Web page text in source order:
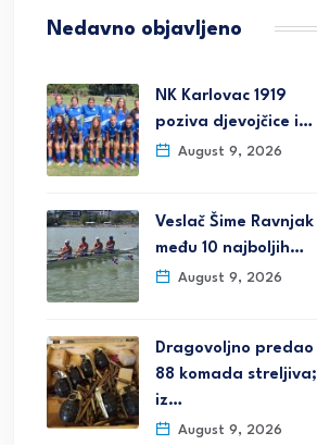
Nedavno objavljeno
NK Karlovac 1919
poziva djevojčice i…
August 9, 2026
Veslač Šime Ravnjak
među 10 najboljih…
August 9, 2026
Dragovoljno predao
88 komada streljiva;
iz…
August 9, 2026